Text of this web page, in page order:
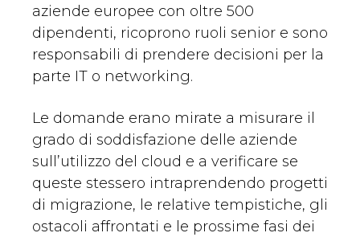
aziende europee con oltre 500
dipendenti, ricoprono ruoli senior e sono
responsabili di prendere decisioni per la
parte IT o networking.
Le domande erano mirate a misurare il
grado di soddisfazione delle aziende
sull’utilizzo del cloud e a verificare se
queste stessero intraprendendo progetti
di migrazione, le relative tempistiche, gli
ostacoli affrontati e le prossime fasi dei